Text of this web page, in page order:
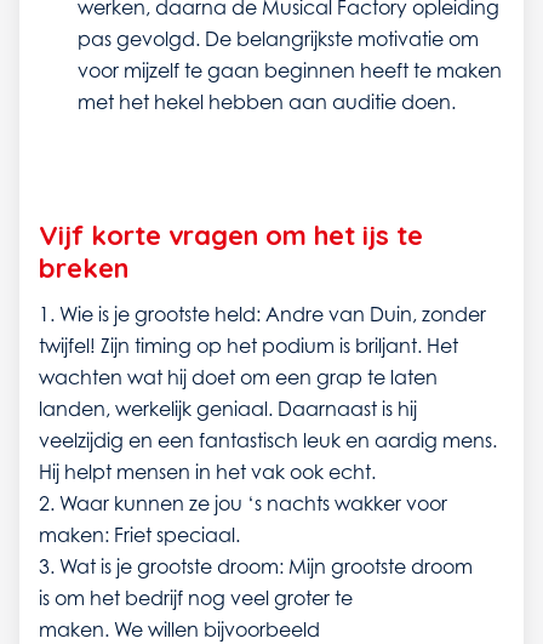
werken, daarna de Musical Factory opleiding
pas gevolgd. De belangrijkste motivatie om
voor mijzelf te gaan beginnen heeft te maken
met het hekel hebben aan auditie doen.
Vijf korte vragen om het ijs te
breken
1. Wie is je grootste held: Andre van Duin, zonder
twijfel! Zijn timing op het podium is briljant. Het
wachten wat hij doet om een grap te laten
landen, werkelijk geniaal. Daarnaast is hij
veelzijdig en een fantastisch leuk en aardig mens.
Hij helpt mensen in het vak ook echt.
2. Waar kunnen ze jou ‘s nachts wakker voor
maken: Friet speciaal.
3. Wat is je grootste droom: Mijn grootste droom
is om het bedrijf nog veel groter te
maken. We willen bijvoorbeeld